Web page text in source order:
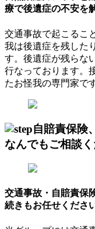
療で後遺症の不安を
交通事故で起こるこ
我は後遺症を残した
す。後遺症が残らな
行なっております。
たお怪我の専門家で
自賠責保険
なんでもご相談
交通事故・自賠責保
続きもお任せくださ